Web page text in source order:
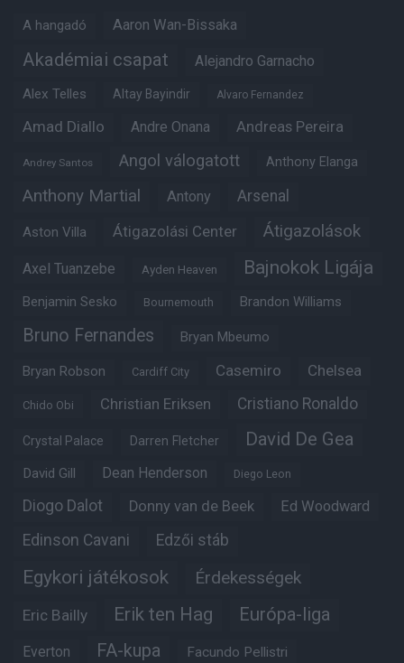
A hangadó Aaron Wan-Bissaka
Akadémiai csapat Alejandro Garnacho
Alex Telles Altay Bayindir Alvaro Fernandez
Amad Diallo Andre Onana Andreas Pereira
Andrey Santos Angol válogatott Anthony Elanga
Anthony Martial Antony Arsenal
Aston Villa Átigazolási Center Átigazolások
Axel Tuanzebe Ayden Heaven Bajnokok Ligája
Benjamin Sesko Bournemouth Brandon Williams
Bruno Fernandes Bryan Mbeumo
Bryan Robson Cardiff City Casemiro Chelsea
Chido Obi Christian Eriksen Cristiano Ronaldo
Crystal Palace Darren Fletcher David De Gea
David Gill Dean Henderson Diego Leon
Diogo Dalot Donny van de Beek Ed Woodward
Edinson Cavani Edzői stáb
Egykori játékosok Érdekességek
Eric Bailly Erik ten Hag Európa-liga
Everton FA-kupa Facundo Pellistri